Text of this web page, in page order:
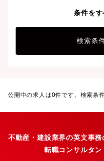
不動産・建設条件を
検索条
公開中の求人は0件です。検索条
不動産・建設業界の英文事
転職コンサルタン